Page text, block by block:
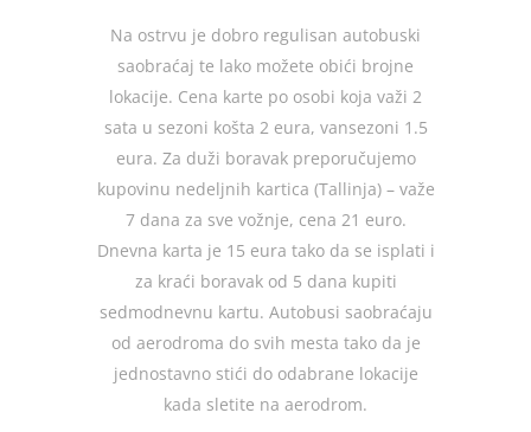
Na ostrvu je dobro regulisan autobuski
saobraćaj te lako možete obići brojne
lokacije. Cena karte po osobi koja važi 2
sata u sezoni košta 2 eura, vansezoni 1.5
eura. Za duži boravak preporučujemo
kupovinu nedeljnih kartica (Tallinja) – važe
7 dana za sve vožnje, cena 21 euro.
Dnevna karta je 15 eura tako da se isplati i
za kraći boravak od 5 dana kupiti
sedmodnevnu kartu. Autobusi saobraćaju
od aerodroma do svih mesta tako da je
jednostavno stići do odabrane lokacije
kada sletite na aerodrom.